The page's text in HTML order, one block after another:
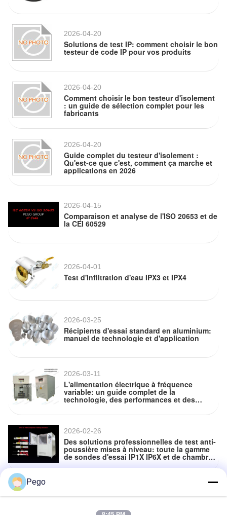
2026-04-20
Solutions de test IP: comment choisir le bon
testeur de code IP pour vos produits
2026-04-20
Comment choisir le bon testeur d'isolement
: un guide de sélection complet pour les
fabricants
2026-04-20
Guide complet du testeur d'isolement :
Qu'est-ce que c'est, comment ça marche et
applications en 2026
2026-04-15
Comparaison et analyse de l'ISO 20653 et de
la CEI 60529
2026-04-01
Test d'infiltration d'eau IPX3 et IPX4
2026-03-25
Récipients d'essai standard en aluminium:
manuel de technologie et d'application
2026-03-11
L'alimentation électrique à fréquence
variable: un guide complet de la
technologie, des performances et des
applications
2026-02-26
Des solutions professionnelles de test anti-
poussière mises à niveau: toute la gamme
de sondes d'essai IP1X IP6X et de chambres
Appareil d'essai de marteau à impact vertical
Pego